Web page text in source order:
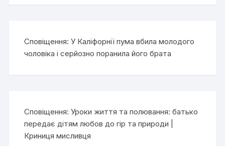
Сповіщення:У Каліфорнії пума вбила молодого
чоловіка і серйозно поранила його брата
Сповіщення:Уроки життя та полювання: батько
передає дітям любов до гір та природи |
Криниця мисливця